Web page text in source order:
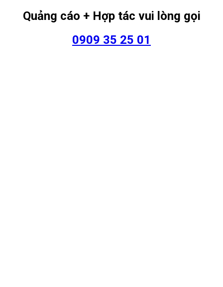
Quảng cáo + Hợp tác vui lòng gọi
0909 35 25 01